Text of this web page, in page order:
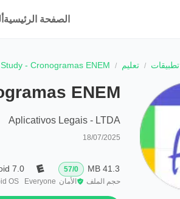
الصفحة الرئيسية
تطبيقات تعليم - Cronogramas ENEM
ENEM
Aplicativos Legais - LTDA
18/07/2025
41.3 MB
حجم الملف
0
/
57
الأمان Everyone
7.0+
OS